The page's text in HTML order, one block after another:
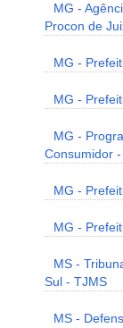
MG -
Procon de
MG -
MG -
MG -
Consumidor
MG -
MG -
MS -
Sul - TJMS
MS -